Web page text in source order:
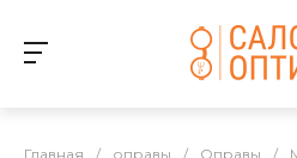
Главная / оправы / Оправы /